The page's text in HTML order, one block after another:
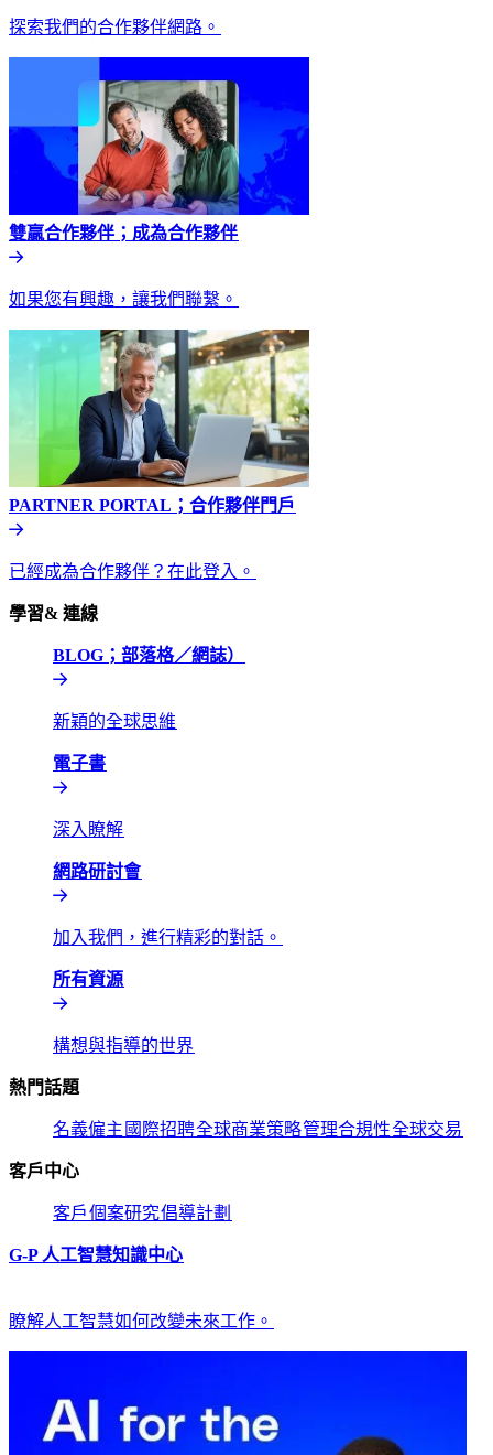
探索我們的合作夥伴網路。​​
雙贏合作夥伴；成為合作夥伴​​
如果您有興趣，讓我們聯繫。​​
PARTNER PORTAL；合作夥伴門戶​​
已經成為合作夥伴？在此登入。​​
學習& 連線​​
BLOG；部落格／網誌）​​
新穎的全球思維​​
電子書​​
深入瞭解​​
網路研討會​​
加入我們，進行精彩的對話。​​
所有資源​​
構想與指導的世界​​
熱門話題​​
名義僱主​​ 國際招聘​​全球商業策略​​管理合規性​​全球交易​​
客戶中心​​
客戶​​個案研究​​倡導計劃​​
G-P 人工智慧知識中心​​
瞭解人工智慧如何改變未來工作。​​